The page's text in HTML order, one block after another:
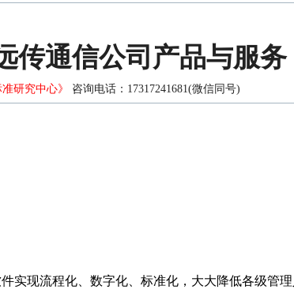
传通信公司产品与服务
准研究中心》 咨询电话：17317241681(微信同号)
实现流程化、数字化、标准化，大大降低各级管